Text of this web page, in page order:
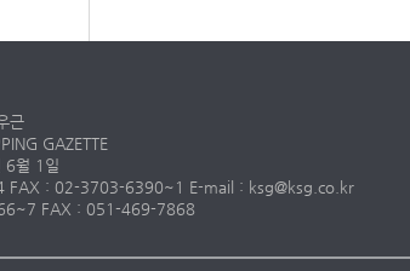
근
GAZETTE
6월 1일
FAX : 02-3703-6390~1 E-mail : ksg@ksg.co.kr
FAX : 051-469-7868